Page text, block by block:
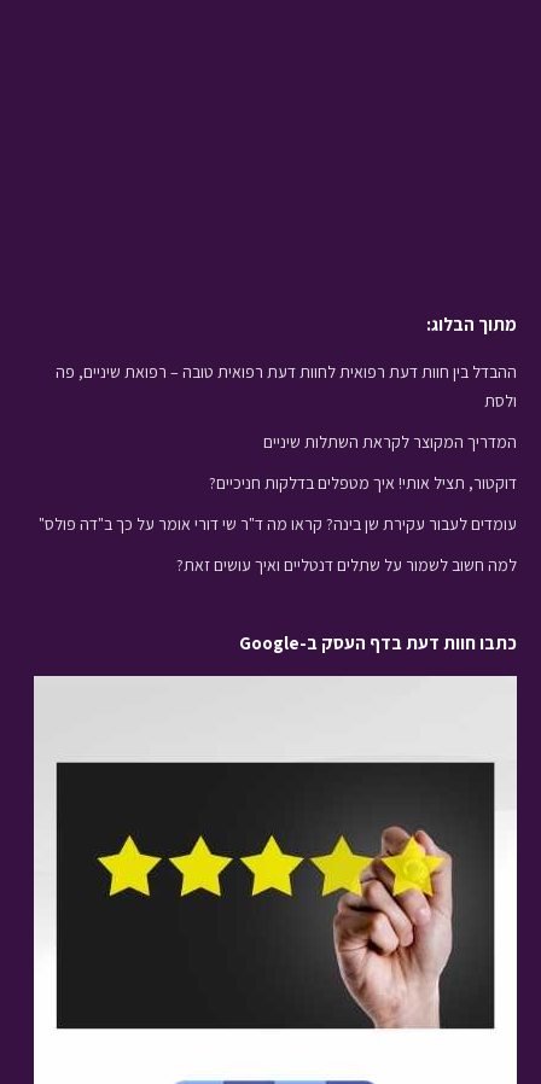
מתוך הבלוג:
ההבדל בין חוות דעת רפואית לחוות דעת רפואית טובה – רפואת שיניים, פה
ולסת
המדריך המקוצר לקראת השתלות שיניים
דוקטור, תציל אותי! איך מטפלים בדלקות חניכיים?
עומדים לעבור עקירת שן בינה? קראו מה ד"ר שי דורי אומר על כך ב"דה פולס"
למה חשוב לשמור על שתלים דנטליים ואיך עושים זאת?
כתבו חוות דעת בדף העסק ב-Google